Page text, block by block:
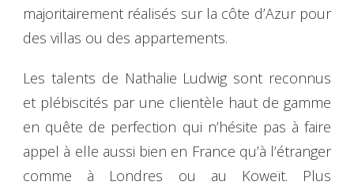
majoritairement réalisés sur la côte d’Azur pour
des villas ou des appartements.
Les talents de Nathalie Ludwig sont reconnus
et plébiscités par une clientèle haut de gamme
en quête de perfection qui n’hésite pas à faire
appel à elle aussi bien en France qu’à l’étranger
comme à Londres ou au Koweït. Plus